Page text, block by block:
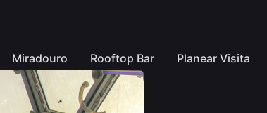
Miradouro Rooftop Bar Planear Visita